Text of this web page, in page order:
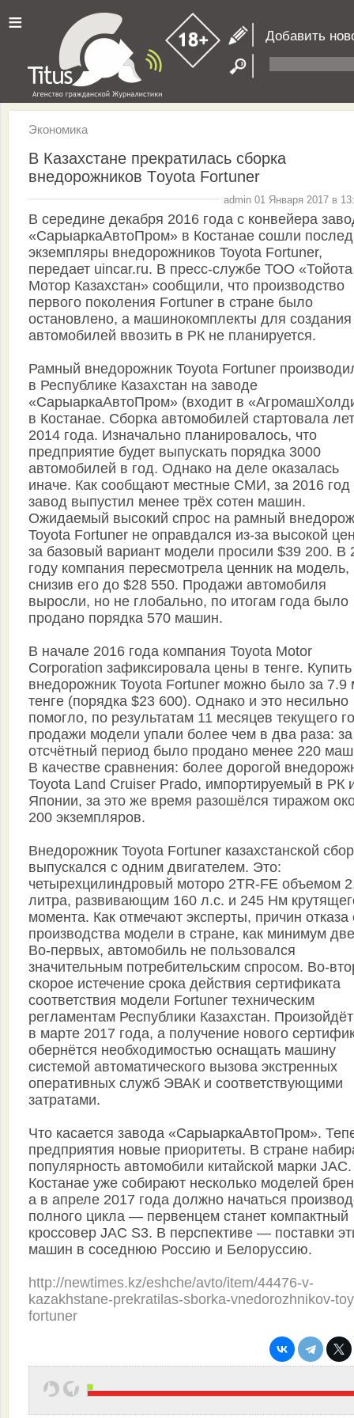
≡ Добавить
Экономика
В Казахстане прекратилась сборка
внедорожников Тoyota Fortuner
admin 01 Января 2017 в
В середине декабря 2016 года с конвейера
«СарыаркаАвтоПром» в Костанае сошли
экземпляры внедорожников Toyota Fortuner,
передает uincar.ru. В пресс-службе ТОО «Тойота
Мотор Казахстан» сообщили, что производство
первого поколения Fortuner в стране было
остановлено, а машинокомплекты для создания
автомобилей ввозить в РК не планируется.
Рамный внедорожник Toyota Fortuner
в Республике Казахстан на заводе
«СарыаркаАвтоПром» (входит в
в Костанае. Сборка автомобилей стартовала
2014 года. Изначально планировалось, что
предприятие будет выпускать порядка 3000
автомобилей в год. Однако на деле оказалась
иначе. Как сообщают местные СМИ, за 2016 год
завод выпустил менее трёх сотен машин.
Ожидаемый высокий спрос на рамный
Toyota Fortuner не оправдался из-за высокой
за базовый вариант модели просили $39 200. В
году компания пересмотрела ценник на модель,
снизив его до $28 550. Продажи автомобиля
выросли, но не глобально, по итогам года было
продано порядка 570 машин.
В начале 2016 года компания Toyota Motor
Corporation зафиксировала цены в тенге. Купить
внедорожник Toyota Fortuner можно было за 7.9
тенге (порядка $23 600). Однако и это несильно
помогло, по результатам 11 месяцев текущего
продажи модели упали более чем в два раза: за
отсчётный период было продано менее 220
В качестве сравнения: более дорогой
Toyota Land Cruiser Prado, импортируемый в РК
Японии, за это же время разошёлся тиражом
200 экземпляров.
Внедорожник Toyota Fortuner казахстанской
выпускался с одним двигателем. Это:
четырехцилиндровый моторо 2TR-FE объемом
литра, развивающим 160 л.с. и 245 Нм
момента. Как отмечают эксперты, причин отказа
производства модели в стране, как минимум
Во-первых, автомобиль не пользовался
значительным потребительским спросом. Во-
скорое истечение срока действия сертификата
соответствия модели Fortuner техническим
регламентам Республики Казахстан.
в марте 2017 года, а получение нового
обернётся необходимостью оснащать машину
системой автоматического вызова экстренных
оперативных служб ЭВАК и соответствующими
затратами.
Что касается завода «СарыаркаАвтоПром».
предприятия новые приоритеты. В стране
популярность автомобили китайской марки
Костанае уже собирают несколько моделей
а в апреле 2017 года должно начаться
полного цикла — первенцем станет компактный
кроссовер JAC S3. В перспективе — поставки
машин в соседнюю Россию и Белоруссию.
http://newtimes.kz/eshche/avto/item/44476-v-
kazakhstane-prekratilas-sborka-vnedorozhnikov-
fortuner